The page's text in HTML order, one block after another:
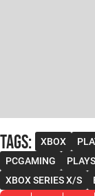
Tags: XBOX
PCGAMING
XBOX SERIES X/S